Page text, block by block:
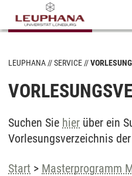
LEUPHANA SERVICE
Suchen Sie hier über ein
Vorlesungsverzeichnis
Start > Masterprogramm